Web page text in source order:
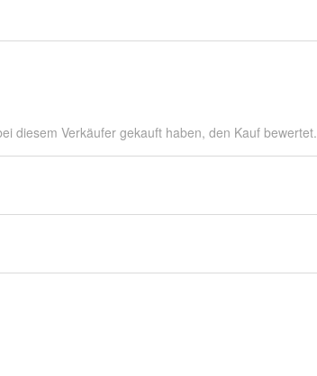
diesem Verkäufer gekauft haben, den Kauf bewertet.